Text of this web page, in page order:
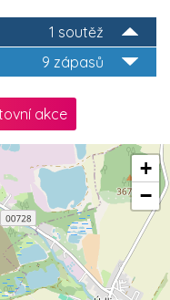
1 soutěž
9 zápasů
akce
+
−